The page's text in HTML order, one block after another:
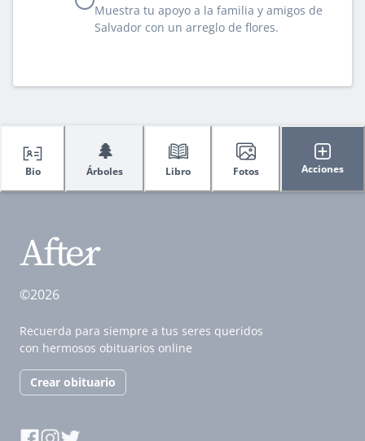
Muestra tu apoyo a la familia y amigos de
Salvador con un arreglo de flores.
Bio
🌲
Árboles Libro Fotos Acciones
©2026
Recuerda para siempre a tus seres queridos
con hermosos obituarios online
Crear obituario